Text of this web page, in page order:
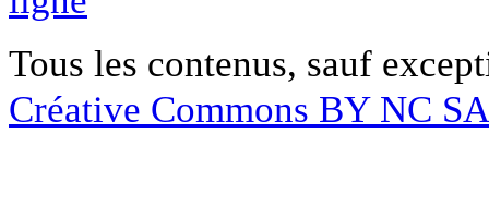
Tous les contenus, sauf
Créative Commons BY NC SA